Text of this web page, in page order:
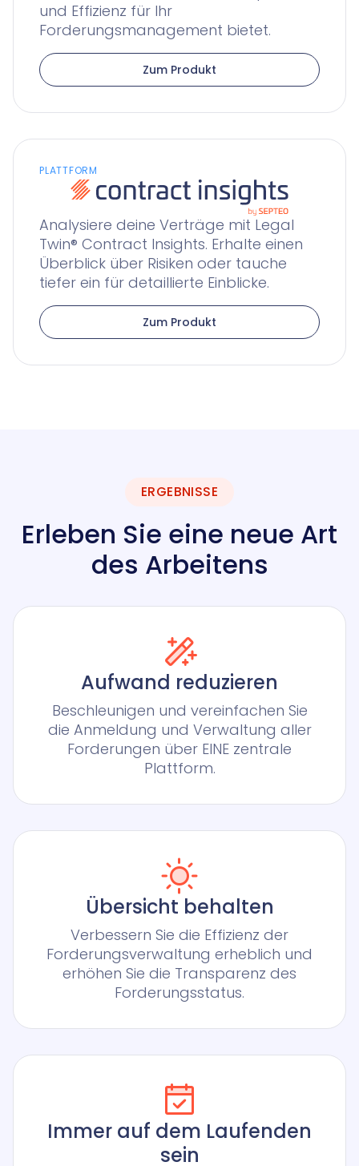
und Effizienz für Ihr
Forderungsmanagement bietet.
Zum Produkt
PLATTFORM
Analysiere deine Verträge mit Legal
Twin® Contract Insights. Erhalte einen
Überblick über Risiken oder tauche
tiefer ein für detaillierte Einblicke.
Zum Produkt
ERGEBNISSE
Erleben Sie eine neue Art
des Arbeitens
Aufwand reduzieren
Beschleunigen und vereinfachen Sie
die Anmeldung und Verwaltung aller
Forderungen über EINE zentrale
Plattform.
Übersicht behalten
Verbessern Sie die Effizienz der
Forderungsverwaltung erheblich und
erhöhen Sie die Transparenz des
Forderungsstatus.
Immer auf dem Laufenden
sein